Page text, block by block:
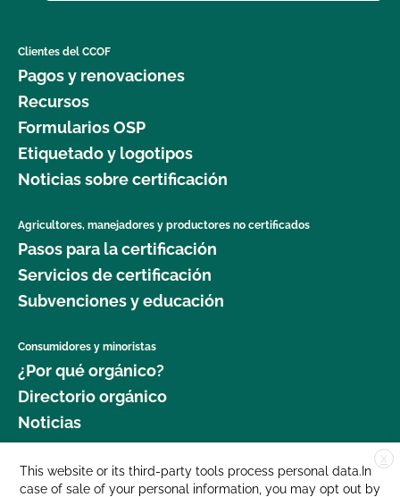
Clientes del CCOF
Pagos y renovaciones
Recursos
Formularios OSP
Etiquetado y logotipos
Noticias sobre certificación
Agricultores, manejadores y productores no certificados
Pasos para la certificación
Servicios de certificación
Subvenciones y educación
Consumidores y minoristas
¿Por qué orgánico?
Directorio orgánico
Noticias
Donar
Carreras profesionales
X
This website or its third-party tools process personal data.In
case of sale of your personal information, you may opt out by